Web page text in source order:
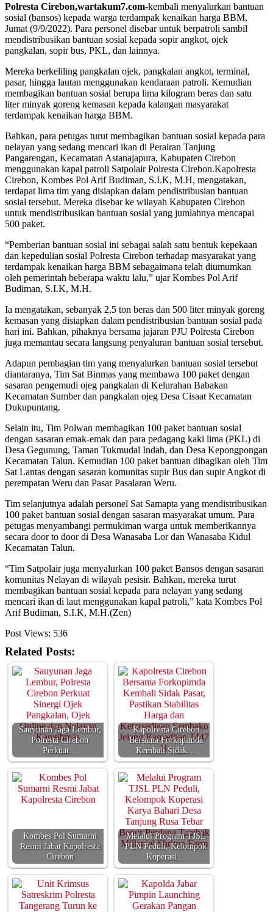
Polresta Cirebon,wartakum7.com-kembali menyalurkan bantuan
sosial (bansos) kepada warga terdampak kenaikan harga BBM,
Jumat (9/9/2022). Para personel disebar untuk berpatroli sambil
mendistribusikan bantuan sosial kepada sopir angkot, ojek
pangkalan, sopir bus, PKL, dan lainnya.
Mereka berkeliling pangkalan ojek, pangkalan angkot, terminal,
pasar, hingga lautan menggunakan kendaraan patroli. Kemudian
membagikan bantuan sosial berupa lima kilogram beras dan satu
liter minyak goreng kemasan kepada kalangan masyarakat
terdampak kenaikan harga BBM.
Bahkan, para petugas turut membagikan bantuan sosial kepada para
nelayan yang sedang mencari ikan di Perairan Tanjung
Pangarengan, Kecamatan Astanajapura, Kabupaten Cirebon
menggunakan kapal patroli Satpolair Polresta Cirebon.Kapolresta
Cirebon, Kombes Pol Arif Budiman, S.I.K, M.H, mengatakan,
terdapat lima tim yang disiapkan dalam pendistribusian bantuan
sosial tersebut. Mereka disebar ke wilayah Kabupaten Cirebon
untuk mendistribusikan bantuan sosial yang jumlahnya mencapai
500 paket.
“Pemberian bantuan sosial ini sebagai salah satu bentuk kepekaan
dan kepedulian sosial Polresta Cirebon terhadap masyarakat yang
terdampak kenaikan harga BBM sebagaimana telah diumumkan
oleh pemerintah beberapa waktu lalu,” ujar Kombes Pol Arif
Budiman, S.I.K, M.H.
Ia mengatakan, sebanyak 2,5 ton beras dan 500 liter minyak goreng
kemasan yang disiapkan dalam pendistribusian bantuan sosial pada
hari ini. Bahkan, pihaknya bersama jajaran PJU Polresta Cirebon
juga memantau secara langsung penyaluran bantuan sosial tersebut.
Adapun pembagian tim yang menyalurkan bantuan sosial tersebut
diantaranya, Tim Sat Binmas yang membawa 100 paket dengan
sasaran pengemudi ojeg pangkalan di Kelurahan Babakan
Kecamatan Sumber dan pangkalan ojeg Desa Cisaat Kecamatan
Dukupuntang.
Selain itu, Tim Polwan membagikan 100 paket bantuan sosial
dengan sasaran emak-emak dan para pedagang kaki lima (PKL) di
Desa Gegunung, Taman Tukmudal Indah, dan Desa Kepongpongan
Kecamatan Talun. Kemudian 100 paket bantuan dibagikan oleh Tim
Sat Lantas dengan sasaran komunitas supir Bus dan supir Angkot di
perempatan Weru dan Pasar Pasalaran Weru.
Tim selanjutnya adalah personel Sat Samapta yang mendistribusikan
100 paket bantuan sosial dengan sasaran masyarakat umum. Para
petugas menyambangi permukiman warga untuk memberikannya
secara door to door di Desa Wanasaba Lor dan Wanasaba Kidul
Kecamatan Talun.
“Tim Satpolair juga menyalurkan 100 paket Bansos dengan sasaran
komunitas Nelayan di wilayah pesisir. Bahkan, mereka turut
membagikan bantuan sosial kepada para nelayan yang sedang
mencari ikan di laut menggunakan kapal patroli,” kata Kombes Pol
Arif Budiman, S.I.K, M.H.(Zen)
Post Views: 536
Related Posts:
Sauyunan Jaga Lembur,
Polresta Cirebon
Perkuat…
Kapolresta Cirebon
Bersama Forkopimda
Kembali Sidak…
Kombes Pol Sumarni
Resmi Jabat Kapolresta
Cirebon
Melalui Program TJSL
PLN Peduli, Kelompok
Koperasi…